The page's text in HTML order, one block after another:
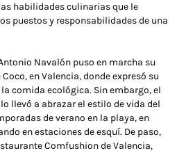
habilidades culinarias que le
puestos y responsabilidades de una
Navalón puso en marcha su
en Valencia, donde expresó su
comida ecológica. Sin embargo, el
llevó a abrazar el estilo de vida del
de verano en la playa, en
en estaciones de esquí. De paso,
Comfushion de Valencia,